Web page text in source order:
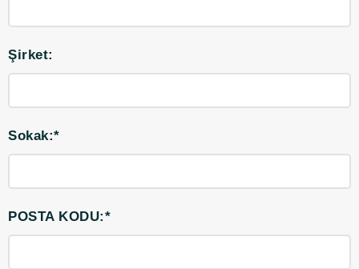
Şirket:
Sokak:*
POSTA KODU:*